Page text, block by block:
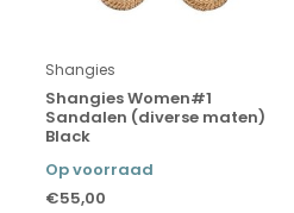
Shangies
Shangies Women#1
Sandalen (diverse maten)
Black
Op voorraad
€55,00